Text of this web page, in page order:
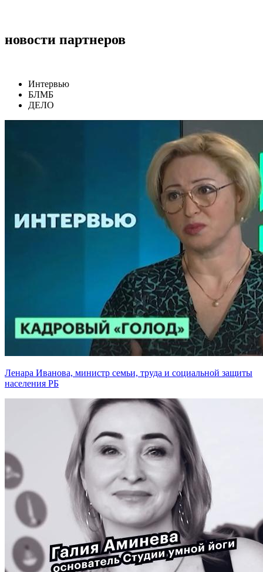
новости партнеров
Интервью
БЛМБ
ДЕЛО
Ленара Иванова, министр семьи, труда и социальной защиты
населения РБ